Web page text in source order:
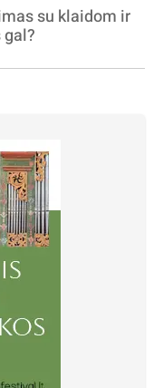
su klaidom ir